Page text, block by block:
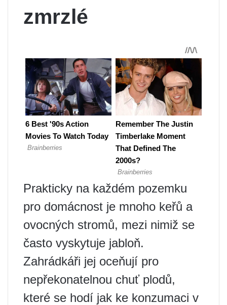
zmrzlé
Prakticky na každém pozemku
pro domácnost je mnoho keřů a
ovocných stromů, mezi nimiž se
často vyskytuje jabloň.
Zahrádkáři jej oceňují pro
nepřekonatelnou chuť plodů,
které se hodí jak ke konzumaci v